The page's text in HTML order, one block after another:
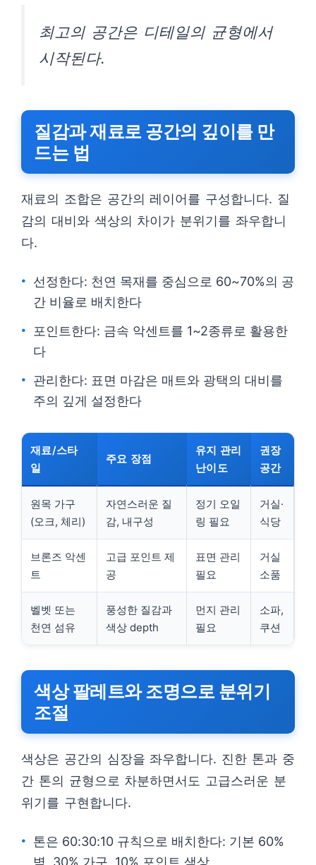
최고의 공간은 디테일의 균형에서
시작된다.
질감과 재료로 공간의 깊이를 만
드는 법
재료의 조합은 공간의 레이어를 구성합니다. 질
감의 대비와 색상의 차이가 분위기를 좌우합니
다.
선정한다: 천연 목재를 중심으로 60~70%의 공
간 비율로 배치한다
포인트한다: 금속 악센트를 1~2종류로 활용한
다
관리한다: 표면 마감은 매트와 광택의 대비를
주의 깊게 설정한다
재료/스타
일
주요 장점
유지 관리
난이도
권장
공간
원목 가구
(오크, 체리)
자연스러운 질
감, 내구성
정기 오일
링 필요
거실·
식당
브론즈 악센
트
고급 포인트 제
공
표면 관리
필요
거실
소품
벨벳 또는
천연 섬유
풍성한 질감과
색상 depth
먼지 관리
필요
소파,
쿠션
색상 팔레트와 조명으로 분위기
조절
색상은 공간의 심장을 좌우합니다. 진한 톤과 중
간 톤의 균형으로 차분하면서도 고급스러운 분
위기를 구현합니다.
톤은 60:30:10 규칙으로 배치한다: 기본 60%
벽, 30% 가구, 10% 포인트 색상